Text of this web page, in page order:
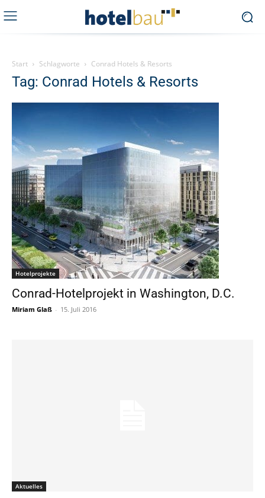
Start Schlagworte Conrad Hotels & Resorts
Tag: Conrad Hotels & Resorts
Hotelprojekte
Conrad-Hotelprojekt in Washington, D.C.
Miriam Glaß - 15. Juli 2016
Aktuelles